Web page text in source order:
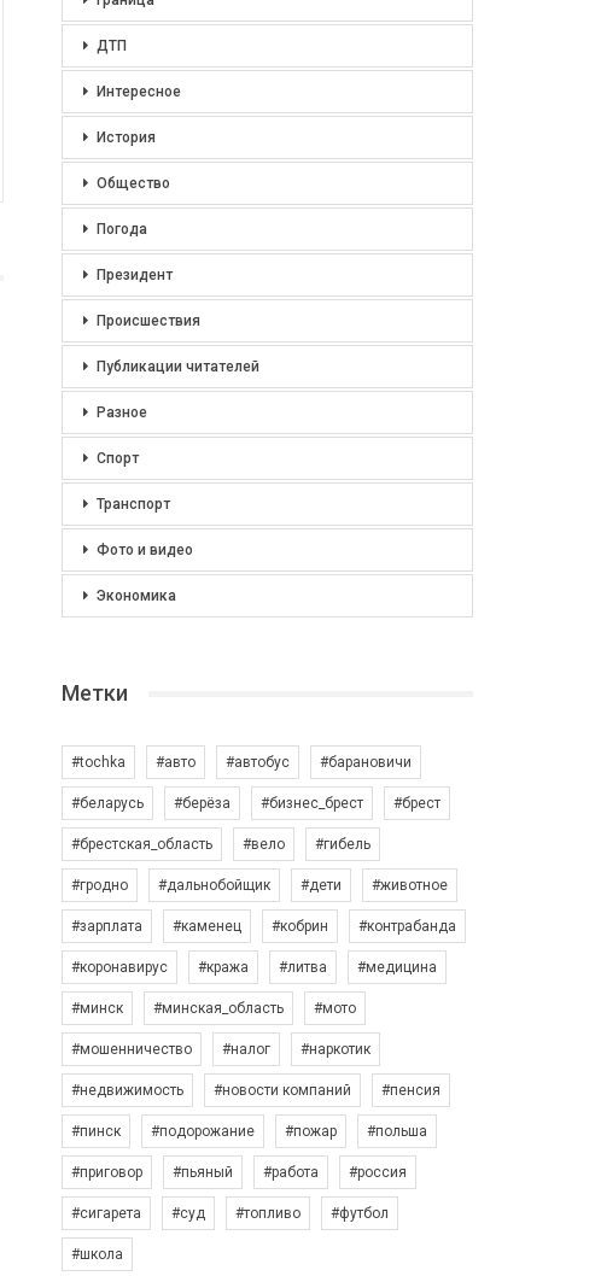
ДТП
Интересное
История
Общество
Погода
Президент
Происшествия
Публикации читателей
Разное
Спорт
Транспорт
Фото и видео
Экономика
Метки
#tochka #авто #автобус #барановичи
#беларусь #берёза #бизнес_брест #брест
#брестская_область #вело #гибель
#гродно #дальнобойщик #дети #животное
#зарплата #каменец #кобрин #контрабанда
#коронавирус #кража #литва #медицина
#минск #минская_область #мото
#мошенничество #налог #наркотик
#недвижимость #новости компаний #пенсия
#пинск #подорожание #пожар #польша
#приговор #пьяный #работа #россия
#сигарета #суд #топливо #футбол
#школа